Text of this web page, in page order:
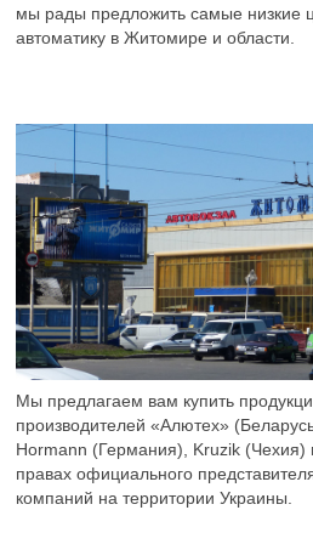
мы рады предложить самые низкие
автоматику в Житомире и области.
Мы предлагаем вам купить
производителей «Алютех»
Hormann (Германия), Kruzik (Чехия)
правах официального
компаний на территории Украины.